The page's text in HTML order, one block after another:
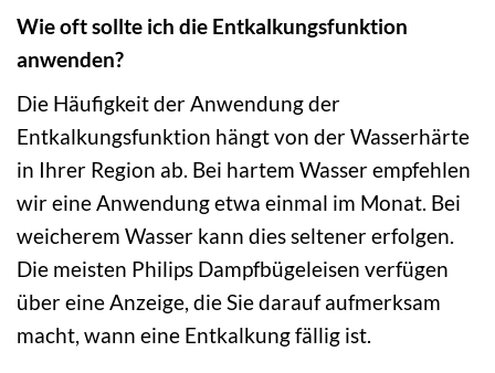
Wie oft sollte ich die Entkalkungsfunktion
anwenden?
Die Häufigkeit der Anwendung der
Entkalkungsfunktion hängt von der Wasserhärte
in Ihrer Region ab. Bei hartem Wasser empfehlen
wir eine Anwendung etwa einmal im Monat. Bei
weicherem Wasser kann dies seltener erfolgen.
Die meisten Philips Dampfbügeleisen verfügen
über eine Anzeige, die Sie darauf aufmerksam
macht, wann eine Entkalkung fällig ist.